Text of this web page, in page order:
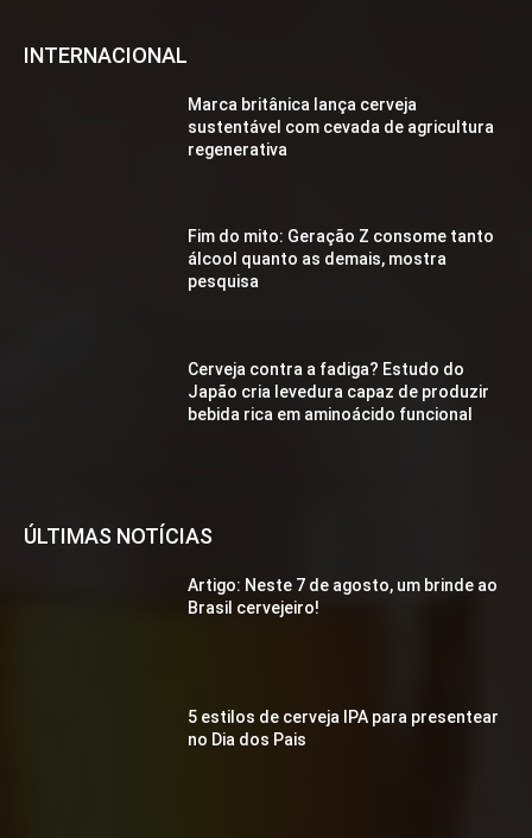
INTERNACIONAL
Marca britânica lança cerveja
sustentável com cevada de agricultura
regenerativa
Fim do mito: Geração Z consome tanto
álcool quanto as demais, mostra
pesquisa
Cerveja contra a fadiga? Estudo do
Japão cria levedura capaz de produzir
bebida rica em aminoácido funcional
ÚLTIMAS NOTÍCIAS
Artigo: Neste 7 de agosto, um brinde ao
Brasil cervejeiro!
5 estilos de cerveja IPA para presentear
no Dia dos Pais